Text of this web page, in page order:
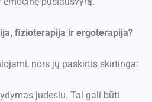
fizioterapija ir ergoterapija?
nors jų paskirtis skirtinga:
judesiu. Tai gali būti